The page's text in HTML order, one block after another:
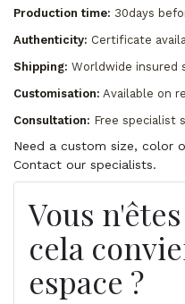
Production time: 30days
Authenticity: Certificate
Shipping: Worldwide insured
Customisation: Available on
Consultation: Free specialist
Need a custom size, color
Contact our specialists.
Vous
cela
espace ?